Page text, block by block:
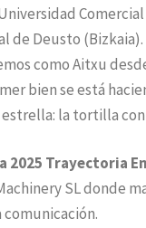
de Deusto (Bizkaia).
como Aitxu
bien se está
la tortilla con
Trayectoria
SL donde
comunicación.